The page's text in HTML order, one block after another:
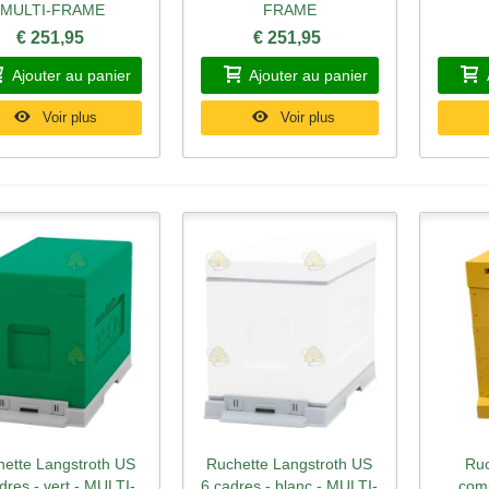
MULTI-FRAME
€ 251,95
Ajouter au panier
Voir plus
FRAME
€ 251,95
Ajouter au panier
Voir plus
rapide
Langstroth US
Aperçu rapide
Ruchette Langstroth US